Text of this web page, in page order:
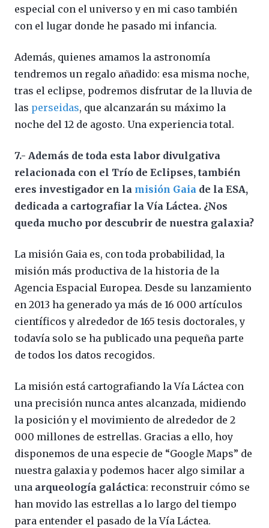
especial con el universo y en mi caso también
con el lugar donde he pasado mi infancia.
Además, quienes amamos la astronomía
tendremos un regalo añadido: esa misma noche,
tras el eclipse, podremos disfrutar de la lluvia de
las perseidas, que alcanzarán su máximo la
noche del 12 de agosto. Una experiencia total.
7.- Además de toda esta labor divulgativa
relacionada con el Trío de Eclipses, también
eres investigador en la misión Gaia de la ESA,
dedicada a cartografiar la Vía Láctea. ¿Nos
queda mucho por descubrir de nuestra galaxia?
La misión Gaia es, con toda probabilidad, la
misión más productiva de la historia de la
Agencia Espacial Europea. Desde su lanzamiento
en 2013 ha generado ya más de 16 000 artículos
científicos y alrededor de 165 tesis doctorales, y
todavía solo se ha publicado una pequeña parte
de todos los datos recogidos.
La misión está cartografiando la Vía Láctea con
una precisión nunca antes alcanzada, midiendo
la posición y el movimiento de alrededor de 2
000 millones de estrellas. Gracias a ello, hoy
disponemos de una especie de “Google Maps” de
nuestra galaxia y podemos hacer algo similar a
una arqueología galáctica: reconstruir cómo se
han movido las estrellas a lo largo del tiempo
para entender el pasado de la Vía Láctea.